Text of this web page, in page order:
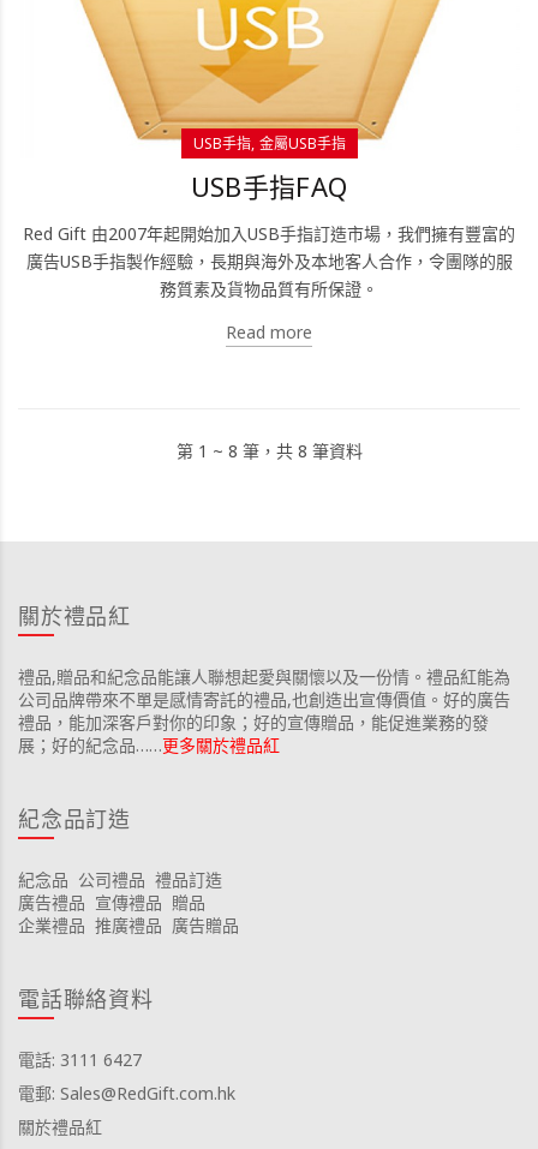
USB手指 金屬USB手指
USB手指FAQ
Red Gift 由2007年起開始加入USB手指訂造市場，我們擁有豐富的
廣告USB手指製作經驗，長期與海外及本地客人合作，令團隊的服
務質素及貨物品質有所保證。
Read more
第 1 ~ 8 筆，共 8 筆資料
關於禮品紅
禮品,贈品和紀念品能讓人聯想起愛與關懷以及一份情。禮品紅能為
公司品牌帶來不單是感情寄託的禮品,也創造出宣傳價值。好的廣告
禮品，能加深客戶對你的印象；好的宣傳贈品，能促進業務的發
展；好的紀念品……更多關於禮品紅
紀念品訂造
紀念品 公司禮品 禮品訂造
廣告禮品 宣傳禮品 贈品
企業禮品 推廣禮品 廣告贈品
電話聯絡資料
電話: 3111 6427
電郵: Sales@RedGift.com.hk
關於禮品紅